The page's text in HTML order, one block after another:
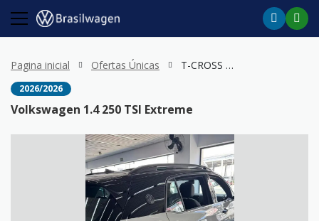
Pagina inicial Ofertas Únicas T-CROSS 1.4 250 TSI Extreme
2026/2026
Volkswagen 1.4 250 TSI Extreme